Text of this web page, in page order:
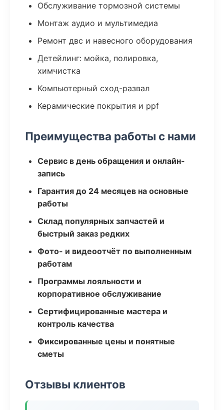
Обслуживание тормозной системы
Монтаж аудио и мультимедиа
Ремонт двс и навесного оборудования
Детейлинг: мойка, полировка,
химчистка
Компьютерный сход-развал
Керамические покрытия и ppf
Преимущества работы с нами
Сервис в день обращения и онлайн-
запись
Гарантия до 24 месяцев на основные
работы
Склад популярных запчастей и
быстрый заказ редких
Фото- и видеоотчёт по выполненным
работам
Программы лояльности и
корпоративное обслуживание
Сертифицированные мастера и
контроль качества
Фиксированные цены и понятные
сметы
Отзывы клиентов